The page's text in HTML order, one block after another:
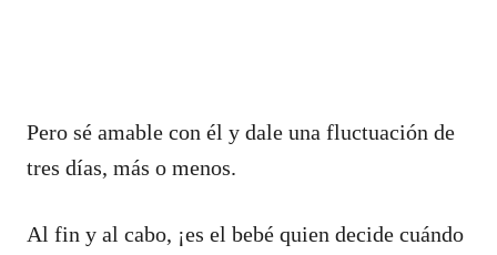
Pero sé amable con él y dale una fluctuación de
tres días, más o menos.
Al fin y al cabo, ¡es el bebé quien decide cuándo